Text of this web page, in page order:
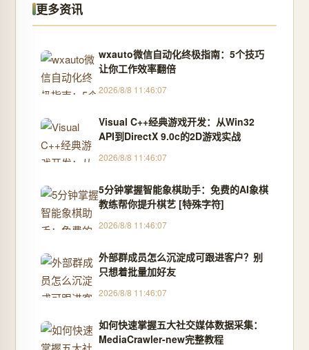
更多资讯
wxauto微信自动化终极指南：5个技巧
让你工作效率翻倍
2026/8/8 11:46:07
Visual C++经典游戏开发：从Win32
API到DirectX 9.0c的2D游戏实战
2026/8/8 11:46:07
5分钟掌握智能象棋助手：免费的AI象棋
教练帮你提升棋艺 [特殊字符]
2026/8/8 11:46:07
外部群成员怎么沉淀成可跟进客户？别
只想着批量加好友
2026/8/8 11:46:07
如何快速掌握五大社交媒体数据采集：
MediaCrawler-new完整教程